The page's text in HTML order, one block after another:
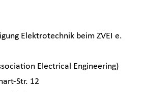
Elektrotechnik beim ZVEI e.
Electrical Engineering)
Str. 12